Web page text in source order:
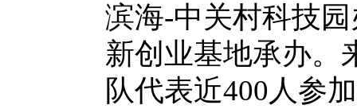
滨海-中关村科技
新创业基地承办。
队代表近400人参